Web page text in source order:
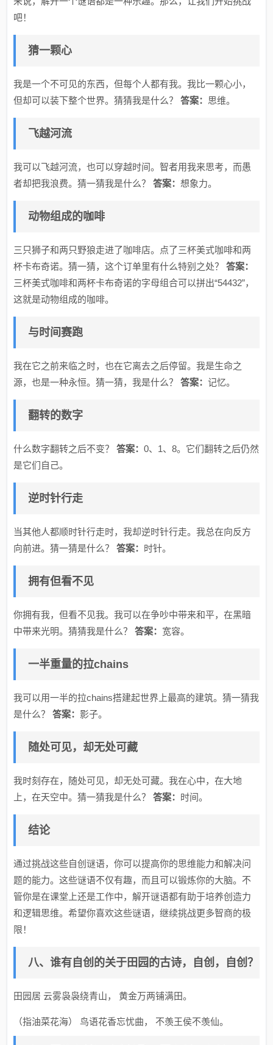
吧！
猜一颗心
我是一个不可见的东西，但每个人都有我。我比一颗心小，
但却可以装下整个世界。猜猜我是什么？答案： 思维。
飞越河流
我可以飞越河流，也可以穿越时间。智者用我来思考，而愚
者却把我浪费。猜一猜我是什么？答案：想象力。
动物组成的咖啡
三只狮子和两只野狼走进了咖啡店。点了三杯美式咖啡和两
杯卡布奇诺。猜一猜，这个订单里有什么特别之处？答案：
三杯美式咖啡和两杯卡布奇诺的字母组合可以拼出“54432”，
这就是动物组成的咖啡。
与时间赛跑
我在它之前来临之时，也在它离去之后停留。我是生命之
源，也是一种永恒。猜一猜，我是什么？答案：记忆。
翻转的数字
什么数字翻转之后不变？答案：0、1、8。它们翻转之后仍然
是它们自己。
逆时针行走
当其他人都顺时针行走时，我却逆时针行走。我总在向反方
向前进。猜一猜是什么？答案： 时针。
拥有但看不见
你拥有我，但看不见我。我可以在争吵中带来和平，在黑暗
中带来光明。猜猜我是什么？答案： 宽容。
一半重量的拉chains
我可以用一半的拉chains搭建起世界上最高的建筑。猜一猜我
是什么？答案： 影子。
随处可见，却无处可藏
我时刻存在，随处可见，却无处可藏。我在心中，在大地
上，在天空中。猜一猜我是什么？答案： 时间。
结论
通过挑战这些自创谜语，你可以提高你的思维能力和解决问
题的能力。这些谜语不仅有趣，而且可以锻炼你的大脑。不
管你是在课堂上还是工作中，解开谜语都有助于培养创造力
和逻辑思维。希望你喜欢这些谜语，继续挑战更多智商的极
限！
八、谁有自创的关于田园的古诗，自创，自创？
田园居 云雾袅袅绕青山， 黄金万两铺满田。
（指油菜花海） 鸟语花香忘忧曲， 不羡王侯不羡仙。